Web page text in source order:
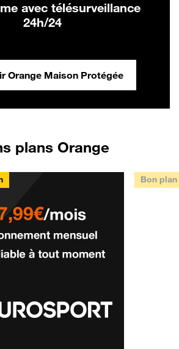
avec télésurveillance
24h/24
Orange Maison Protégée
plans Orange
Bon plan